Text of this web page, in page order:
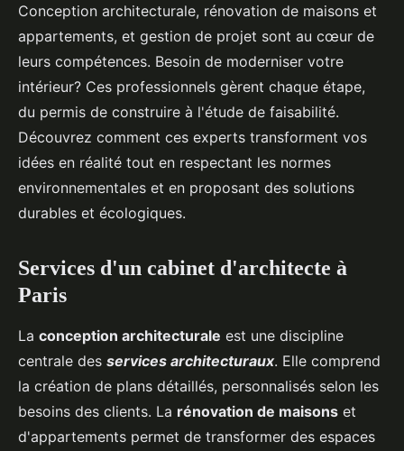
Conception architecturale, rénovation de maisons et
appartements, et gestion de projet sont au cœur de
leurs compétences. Besoin de moderniser votre
intérieur? Ces professionnels gèrent chaque étape,
du permis de construire à l'étude de faisabilité.
Découvrez comment ces experts transforment vos
idées en réalité tout en respectant les normes
environnementales et en proposant des solutions
durables et écologiques.
Services d'un cabinet d'architecte à
Paris
La conception architecturale est une discipline
centrale des services architecturaux. Elle comprend
la création de plans détaillés, personnalisés selon les
besoins des clients. La rénovation de maisons et
d'appartements permet de transformer des espaces